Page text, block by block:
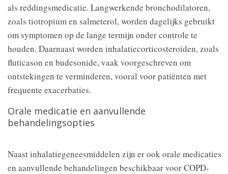
als reddingsmedicatie. Langwerkende bronchodilatoren,
zoals tiotropium en salmeterol, worden dagelijks gebruikt
om symptomen op de lange termijn onder controle te
houden. Daarnaast worden inhalatiecorticosteroïden, zoals
fluticason en budesonide, vaak voorgeschreven om
ontstekingen te verminderen, vooral voor patiënten met
frequente exacerbaties.
Orale medicatie en aanvullende
behandelingsopties
Naast inhalatiegeneesmiddelen zijn er ook orale medicaties
en aanvullende behandelingen beschikbaar voor COPD-